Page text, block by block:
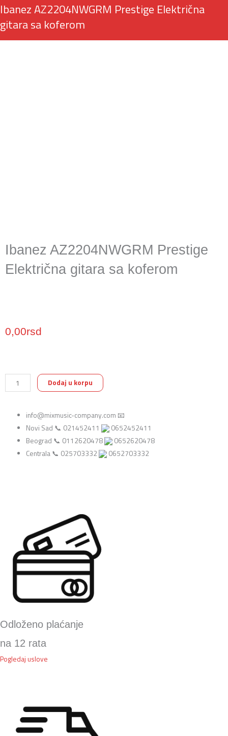
Ibanez AZ2204NWGRM Prestige Električna
gitara sa koferom
Ibanez AZ2204NWGRM Prestige
Električna gitara sa koferom
0,00rsd
Ibanez
AZ2204NWGRM
Električna
gitara
koferom
Dodaj u korpu
info@mixmusic-company.com 📧
Novi Sad 📞 021452411
0652452411
Beograd 📞 0112620478
0652620478
Centrala 📞 025703332
0652703332
Odloženo plaćanje
na 12 rata
Pogledaj uslove